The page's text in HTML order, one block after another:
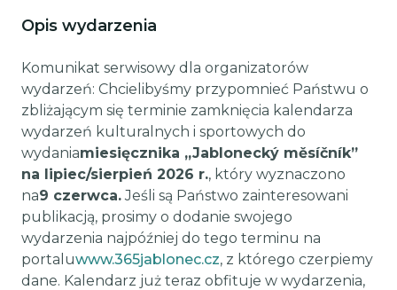
Opis wydarzenia
Komunikat serwisowy dla organizatorów
wydarzeń: Chcielibyśmy przypomnieć Państwu o
zbliżającym się terminie zamknięcia kalendarza
wydarzeń kulturalnych i sportowych do
wydaniamiesięcznika „Jablonecký měsíčník”
na lipiec/sierpień 2026 r., który wyznaczono
na9 czerwca.Jeśli są Państwo zainteresowani
publikacją, prosimy o dodanie swojego
wydarzenia najpóźniej do tego terminu na
portaluwww.365jablonec.cz, z którego czerpiemy
dane. Kalendarz już teraz obfituje w wydarzenia,